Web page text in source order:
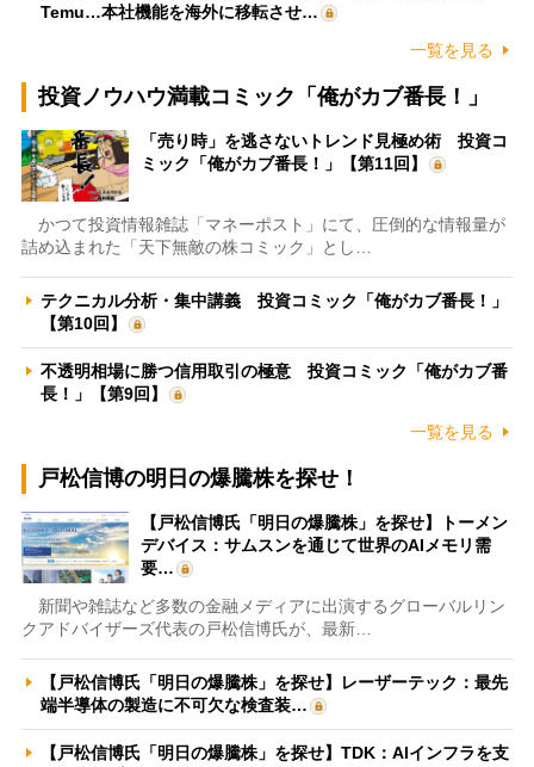
Temu…本社機能を海外に移転させ…
一覧を見る
投資ノウハウ満載コミック「俺がカブ番長！」
「売り時」を逃さないトレンド見極め術 投資コ
ミック「俺がカブ番長！」【第11回】
かつて投資情報雑誌「マネーポスト」にて、圧倒的な情報量が
詰め込まれた「天下無敵の株コミック」とし…
テクニカル分析・集中講義 投資コミック「俺がカブ番長！」
【第10回】
不透明相場に勝つ信用取引の極意 投資コミック「俺がカブ番
長！」【第9回】
一覧を見る
戸松信博の明日の爆騰株を探せ！
【戸松信博氏「明日の爆騰株」を探せ】トーメン
デバイス：サムスンを通じて世界のAIメモリ需
要…
新聞や雑誌など多数の金融メディアに出演するグローバルリン
クアドバイザーズ代表の戸松信博氏が、最新…
【戸松信博氏「明日の爆騰株」を探せ】レーザーテック：最先
端半導体の製造に不可欠な検査装…
【戸松信博氏「明日の爆騰株」を探せ】TDK：AIインフラを支